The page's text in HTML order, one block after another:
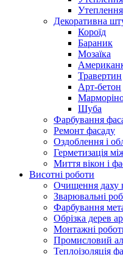
Утеплення
Декоративна
Короїд
Бараник
Мозаїка
Травертин
Арт-бетон
Шуба
Фарбування
Ремонт фасаду
Оздоблення і
Герметизація
Миття вікон і
Висотні роботи
Очищення даху
Зварювальні
Фарбування
Обрізка дерев
Монтажні
Промисловий
Теплоізоляція